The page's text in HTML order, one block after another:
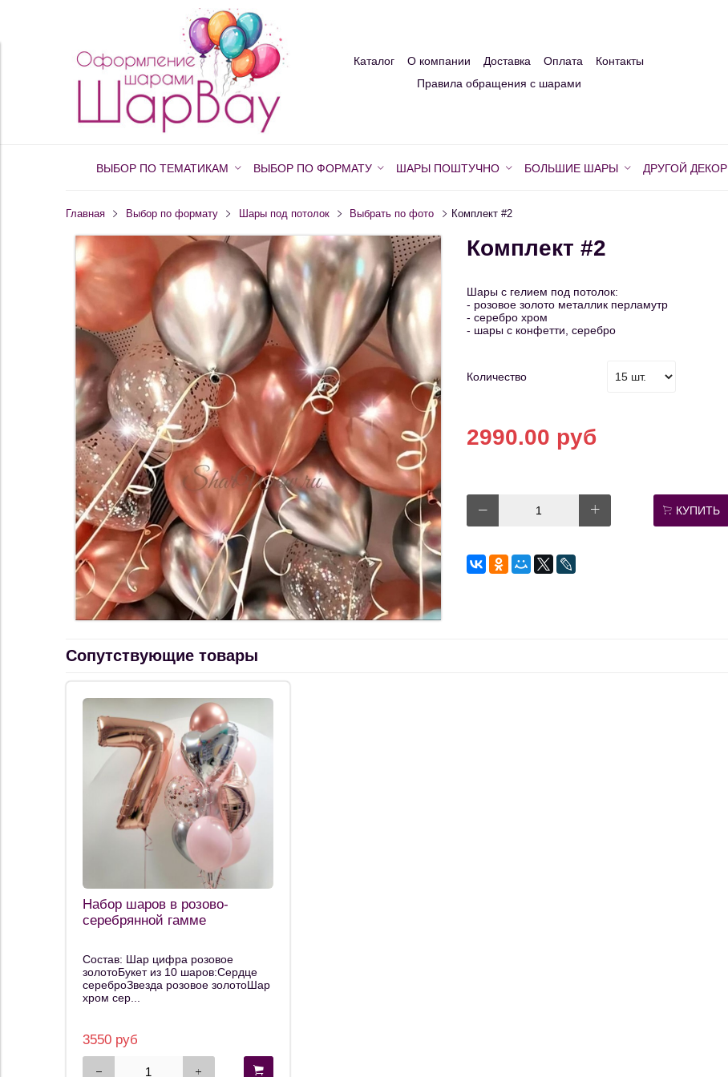
Каталог О компании Доставка Оплата
Контакты
Правила обращения с шарами
ВЫБОР ПО ТЕМАТИКАМ ВЫБОР ПО ФОРМАТУ ШАРЫ ПОШТУЧНО БОЛЬШИЕ ШАРЫ ДРУГОЙ ДЕКОР
Главная Выбор по формату Шары под потолок Выбрать по фото Комплект #2
Комплект #2
Шары с гелием под потолок:
- розовое золото металлик перламутр
- серебро хром
- шары с конфетти, серебро
Количество
2990.00 руб
КУПИТЬ
Сопутствующие товары
Набор шаров в розово-
серебрянной гамме
Состав: Шар цифра розовое
золотоБукет из 10 шаров:Сердце
сереброЗвезда розовое золотоШар
хром сер...
3550 руб